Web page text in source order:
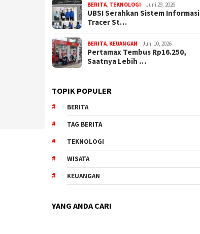
BERITA TEKNOLOGI Juni 29, 2026
UBSI Serahkan Sistem Informasi
Tracer St…
BERITA KEUANGAN Juni 10, 2026
Pertamax Tembus Rp16.250,
Saatnya Lebih …
TOPIK POPULER
BERITA
TAG BERITA
TEKNOLOGI
WISATA
KEUANGAN
YANG ANDA CARI